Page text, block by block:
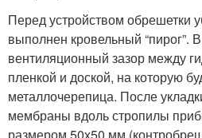
Перед устройством обрешетки
выполнен кровельный “пирог”.
вентиляционный зазор между
пленкой и доской, на которую
металлочерепица. После
мембраны вдоль стропилы